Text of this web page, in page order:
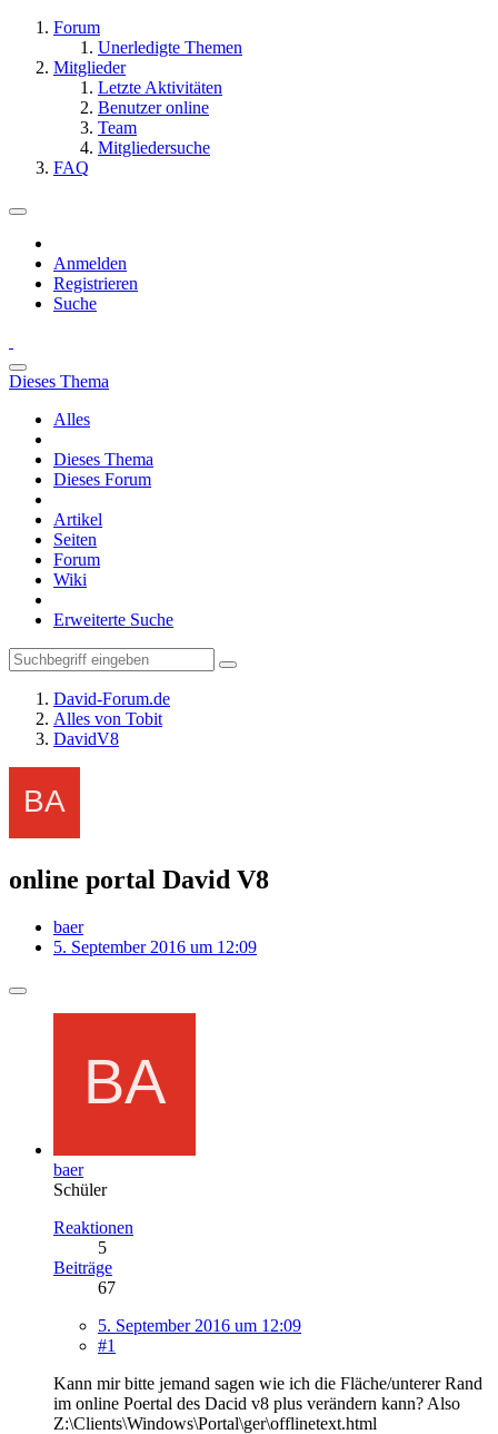
Forum
Unerledigte Themen
Mitglieder
Letzte Aktivitäten
Benutzer online
Team
Mitgliedersuche
FAQ
Anmelden
Registrieren
Suche
Dieses Thema
Alles
Dieses Thema
Dieses Forum
Artikel
Seiten
Forum
Wiki
Erweiterte Suche
David-Forum.de
Alles von Tobit
DavidV8
online portal David V8
baer
5. September 2016 um 12:09
baer
Schüler
Reaktionen
5
Beiträge
67
5. September 2016 um 12:09
#1
Kann mir bitte jemand sagen wie ich die Fläche/unterer Rand
im online Poertal des Dacid v8 plus verändern kann? Also
Z:\Clients\Windows\Portal\ger\offlinetext.html